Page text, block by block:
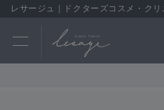
レサージュ｜ドクターズコスメ・ク